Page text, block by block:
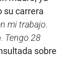
su carrera
mi trabajo.
Tengo 28
sobre